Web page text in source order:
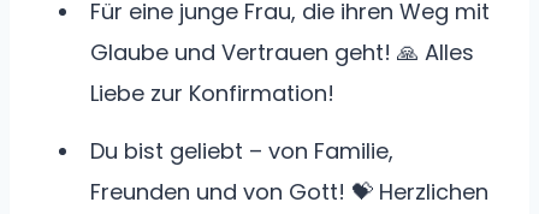
Für eine junge Frau, die ihren Weg mit
Glaube und Vertrauen geht! 🙏 Alles
Liebe zur Konfirmation!
Du bist geliebt – von Familie,
Freunden und von Gott! 💝 Herzlichen